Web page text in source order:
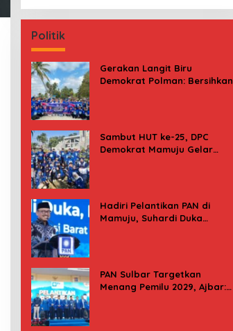
Politik
Gerakan Langit Biru
Demokrat Polman: Bersihkan
Sambut HUT ke-25, DPC
Demokrat Mamuju Gelar
Hadiri Pelantikan PAN di
Mamuju, Suhardi Duka
PAN Sulbar Targetkan
Menang Pemilu 2029, Ajbar: